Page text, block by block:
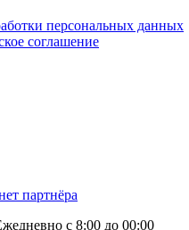
персональных данных
соглашение
партнёра
с 8:00 до 00:00